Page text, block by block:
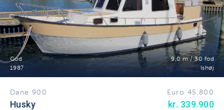
God
9,0 m / 30 fod
1987
Ishøj
Dane 900 Euro 45.800
Husky kr. 339.900